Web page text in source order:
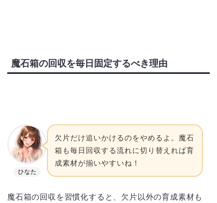
魔石箱の回収を毎日固定するべき理由
ひなた
欠片だけ追いかけるのをやめるよ。魔石
箱も毎日回収する流れに切り替えれば育
成素材が揃いやすいね！
魔石箱の回収を習慣化すると、欠片以外の育成素材も